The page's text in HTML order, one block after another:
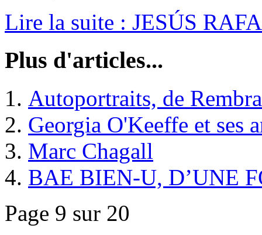
Lire la suite : JESÚS
Plus d'articles...
Autoportraits, de
Georgia O'Keeffe et ses
Marc Chagall
BAE BIEN-U, D’UNE
Page 9 sur 20